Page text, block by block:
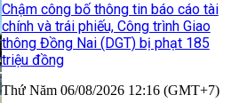
Chậm công bố thông tin báo cáo tài
chính và trái phiếu, Công trình Giao
thông Đồng Nai (DGT) bị phạt 185
triệu đồng
Thứ Năm 06/08/2026 12:16 (GMT+7)